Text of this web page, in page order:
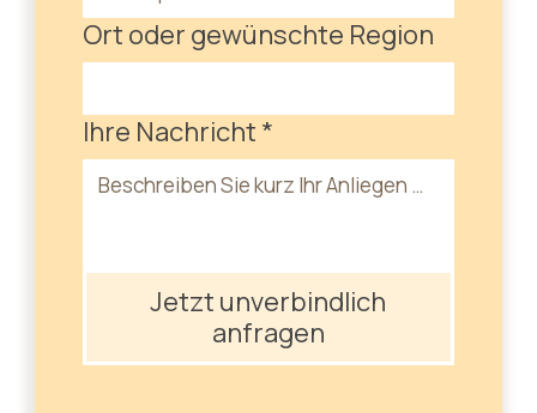
Ort oder gewünschte Region
Ihre Nachricht *
Jetzt unverbindlich
anfragen